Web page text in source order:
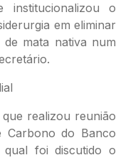
institucionalizou o
em eliminar
mata nativa num
realizou reunião
Carbono do Banco
qual foi discutido o